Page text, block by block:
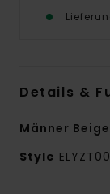
Details &
Männer
Style